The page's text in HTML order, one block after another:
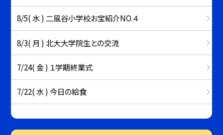
8/5( 水 ) 二風谷小学校お宝紹介NO.４
8/3( 月 ) 北大大学院生との交流
7/24( 金 ) １学期終業式
7/22( 水 ) 今日の給食